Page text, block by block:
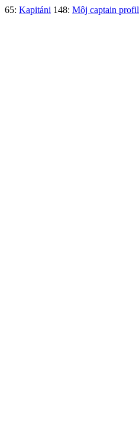
65: Kapitáni 148: Môj captain profil